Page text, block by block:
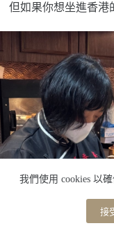
我們使用 cookies 以
接
但如果你想坐進香港